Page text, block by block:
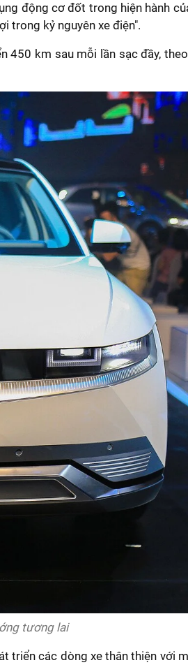
động cơ đốt trong hiện hành
trong kỷ nguyên xe điện".
km sau mỗi lần sạc đầy,
tương lai
triển các dòng xe thân thiện với